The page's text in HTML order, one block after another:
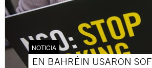
NOTICIA
EN BAHRÉIN USARON